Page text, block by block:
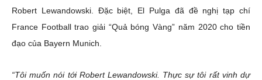
Robert Lewandowski. Đặc biệt, El Pulga đã đề nghị tạp chí
France Football trao giải “Quả bóng Vàng” năm 2020 cho tiền
đạo của Bayern Munich.
“Tôi muốn nói tới Robert Lewandowski. Thực sự tôi rất vinh dự